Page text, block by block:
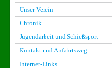
Unser Verein
Chronik
Jugendarbeit und Schießsport
Kontakt und Anfahrtsweg
Internet-Links